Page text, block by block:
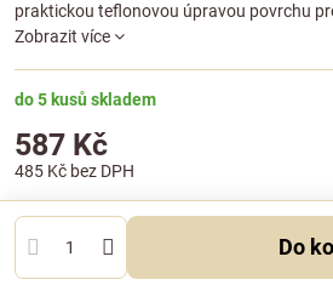
praktickou teflonovou úpravou povrchu
Zobrazit více
do 5 kusů skladem
587 Kč
485 Kč bez DPH
Do